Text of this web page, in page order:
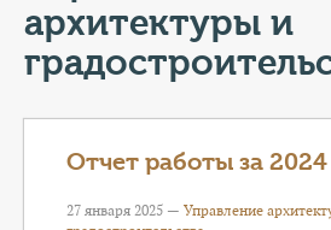
КОНТАКТЫ
ТАРИФЫ
ГЕРОИ Z
КАТАЛОГ УСЛУГ
архитектуры и
Отчет работы за 2024
27 января 2025 — Управление